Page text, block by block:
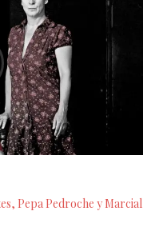
Pepa Pedroche y Marcial